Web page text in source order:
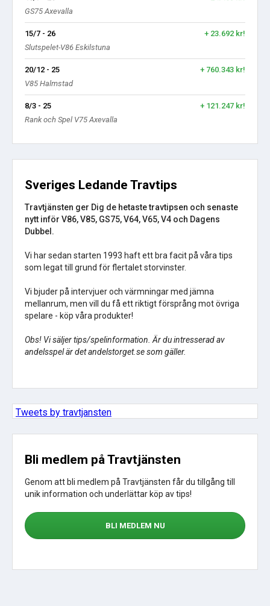
GS75 Axevalla
15/7 - 26
+ 23.692 kr!
Slutspelet-V86 Eskilstuna
20/12 - 25
+ 760.343 kr!
V85 Halmstad
8/3 - 25
+ 121.247 kr!
Rank och Spel V75 Axevalla
Sveriges Ledande Travtips
Travtjänsten ger Dig de hetaste travtipsen och senaste
nytt inför V86, V85, GS75, V64, V65, V4 och Dagens
Dubbel.
Vi har sedan starten 1993 haft ett bra facit på våra tips
som legat till grund för flertalet storvinster.
Vi bjuder på intervjuer och värmningar med jämna
mellanrum, men vill du få ett riktigt försprång mot övriga
spelare - köp våra produkter!
Obs! Vi säljer tips/spelinformation. Är du intresserad av
andelsspel är det andelstorget.se som gäller.
Tweets by travtjansten
Bli medlem på Travtjänsten
Genom att bli medlem på Travtjänsten får du tillgång till
unik information och underlättar köp av tips!
BLI MEDLEM NU